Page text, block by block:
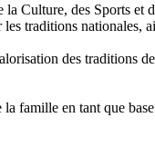
Culture, des Sports
traditions
des traditions
famille en tant que